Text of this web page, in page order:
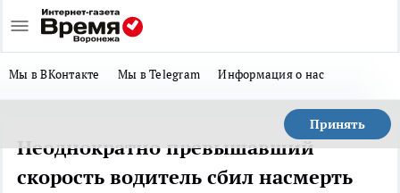
Мы в ВКонтакте Мы в Telegram Информация о нас
Принять
Неоднократно превышавший
скорость водитель сбил насмерть